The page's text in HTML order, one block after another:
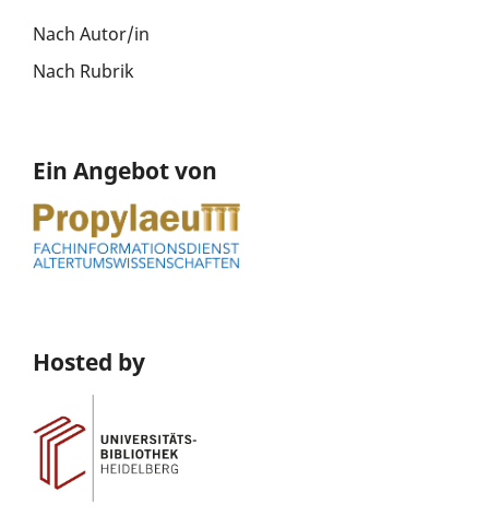
Nach Autor/in
Nach Rubrik
Ein Angebot von
Hosted by